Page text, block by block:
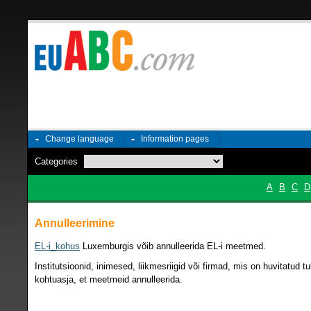
Change language Information pages
Categories
A B C D
Annulleerimine
EL-i_kohus Luxemburgis võib annulleerida EL-i meetmed.
Institutsioonid, inimesed, liikmesriigid või firmad, mis on huvitatud
kohtuasja, et meetmeid annulleerida.